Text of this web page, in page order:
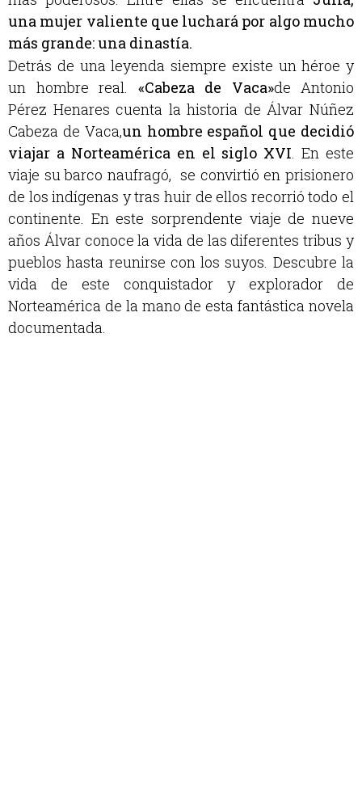
una mujer valiente que luchará por algo mucho
más grande: una dinastía.
Detrás de una leyenda siempre existe un héroe y
un hombre real. «Cabeza de Vaca»de Antonio
Pérez Henares cuenta la historia de Álvar Núñez
Cabeza de Vaca,un hombre español que decidió
viajar a Norteamérica en el siglo XVI.En este
viaje su barco naufragó, se convirtió en prisionero
de los indígenas y tras huir de ellos recorrió todo el
continente. En este sorprendente viaje de nueve
años Álvar conoce la vida de las diferentes tribus y
pueblos hasta reunirse con los suyos. Descubre la
vida de este conquistador y explorador de
Norteamérica de la mano de esta fantástica novela
documentada.